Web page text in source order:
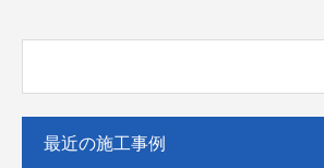
最近の施工事例